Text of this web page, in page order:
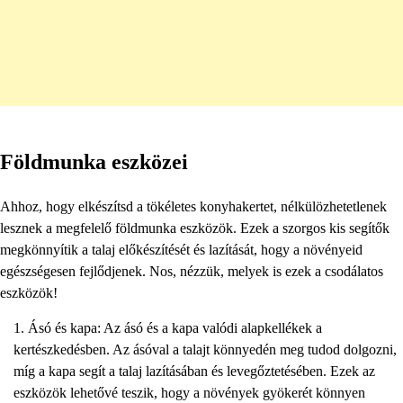
Földmunka eszközei
Ahhoz, hogy elkészítsd a tökéletes konyhakertet, nélkülözhetetlenek
lesznek a megfelelő földmunka eszközök. Ezek a szorgos kis segítők
megkönnyítik a talaj előkészítését és lazítását, hogy a növényeid
egészségesen fejlődjenek. Nos, nézzük, melyek is ezek a csodálatos
eszközök!
Ásó és kapa: Az ásó és a kapa valódi alapkellékek a
kertészkedésben. Az ásóval a talajt könnyedén meg tudod dolgozni,
míg a kapa segít a talaj lazításában és levegőztetésében. Ezek az
eszközök lehetővé teszik, hogy a növények gyökerét könnyen